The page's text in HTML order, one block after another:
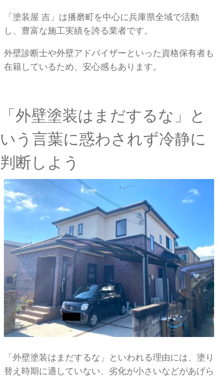
「塗装屋 吉」は播磨町を中心に兵庫県全域で活動
し、豊富な施工実績を誇る業者です。
外壁診断士や外壁アドバイザーといった資格保有者も
在籍しているため、安心感もあります。
「外壁塗装はまだするな」と
いう言葉に惑わされず冷静に
判断しよう
「外壁塗装はまだするな」といわれる理由には、塗り
替え時期に適していない、劣化が小さいなどがあげら